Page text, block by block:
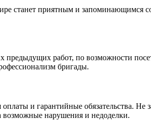
станет приятным и
работ, по возможности
бригады.
и гарантийные обязательства. Не
возможные нарушения и недоделки.